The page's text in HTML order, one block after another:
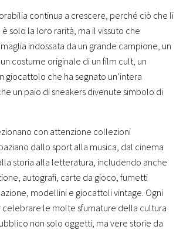
continua a crescere, perché ciò che li
solo la loro rarità, ma il vissuto che
indossata da un grande campione, un
costume originale di un film cult, un
giocattolo che ha segnato un’intera
un paio di sneakers divenute simbolo di
con attenzione collezioni
dallo sport alla musica, dal cinema
storia alla letteratura, includendo anche
autografi, carte da gioco, fumetti
modellini e giocattoli vintage. Ogni
celebrare le molte sfumature della cultura
non solo oggetti, ma vere storie da